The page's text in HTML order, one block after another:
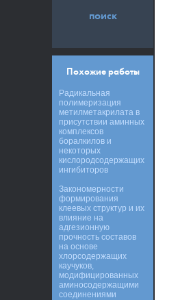
поиск
Похожие работы
Радикальная
полимеризация
метилметакрилата в
присутствии аминных
комплексов
боралкилов и
некоторых
кислородсодержащих
ингибиторов
Закономерности
формирования
клеевых структур и их
влияние на
адгезионную
прочность составов
на основе
хлорсодержащих
каучуков,
модифицированных
аминосодержащими
соединениями